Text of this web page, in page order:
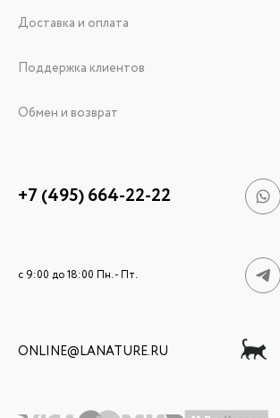
Доставка и оплата
Поддержка клиентов
Обмен и возврат
+7 (495) 664-22-22
c 9:00 до 18:00 Пн. - Пт.
ONLINE@LANATURE.RU